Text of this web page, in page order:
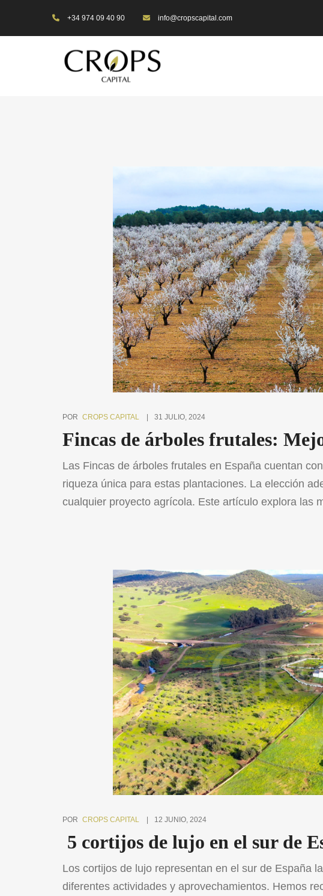
+34 974 09 40 90 info@cropscapital.com
POR CROPS CAPITAL 31 JULIO, 2024
Fincas de árboles frutales:
Las Fincas de árboles frutales en España cuentan
riqueza única para estas plantaciones. La elección
cualquier proyecto agrícola. Este artículo explora las
POR CROPS CAPITAL 12 JUNIO, 2024
5 cortijos de lujo en el sur de
Los cortijos de lujo representan en el sur de España
diferentes actividades y aprovechamientos. Hemos